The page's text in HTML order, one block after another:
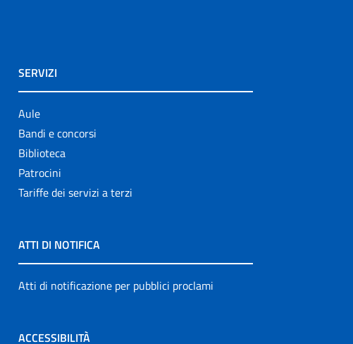
SERVIZI
Aule
Bandi e concorsi
Biblioteca
Patrocini
Tariffe dei servizi a terzi
ATTI DI NOTIFICA
Atti di notificazione per pubblici proclami
ACCESSIBILITÀ